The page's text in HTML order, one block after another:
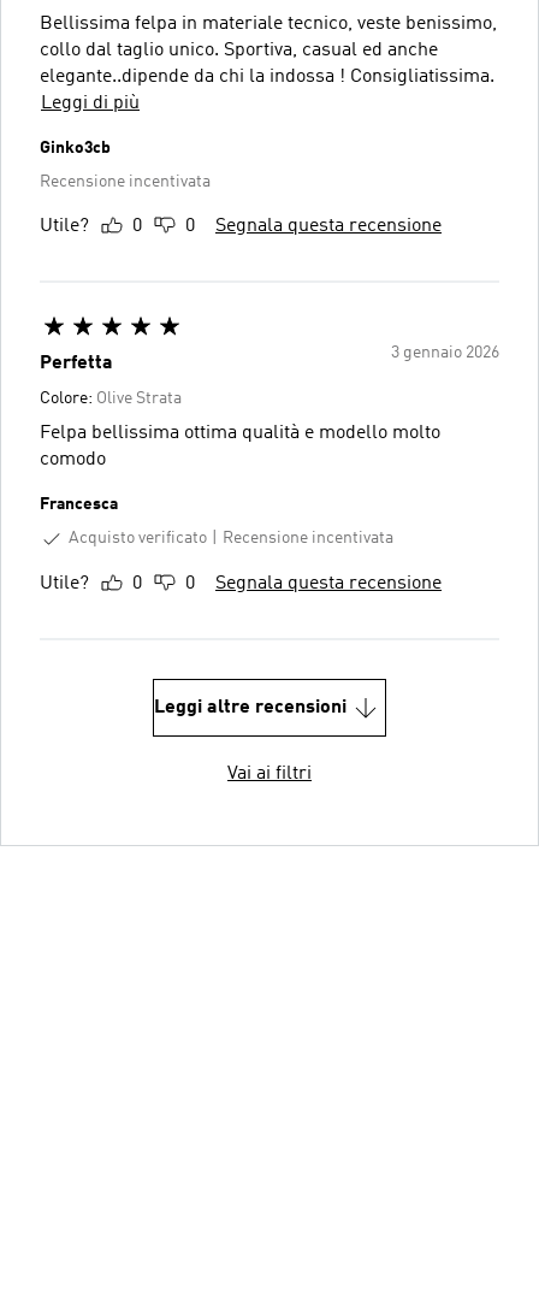
Bellissima felpa in materiale tecnico, veste benissimo,
collo dal taglio unico. Sportiva, casual ed anche
elegante..dipende da chi la indossa ! Consigliatissima.
Leggi di più
Ginko3cb
Recensione incentivata
Utile? 0 0 Segnala questa recensione
3 gennaio 2026
Perfetta
Colore: Olive Strata
Felpa bellissima ottima qualità e modello molto
comodo
Francesca
Acquisto verificato
Recensione incentivata
Utile? 0 0 Segnala questa recensione
Leggi altre recensioni
Vai ai filtri